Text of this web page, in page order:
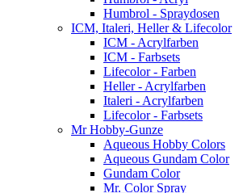
Humbrol - Spraydosen
ICM, Italeri, Heller & Lifecolor
ICM - Acrylfarben
ICM - Farbsets
Lifecolor - Farben
Heller - Acrylfarben
Italeri - Acrylfarben
Lifecolor - Farbsets
Mr Hobby-Gunze
Aqueous Hobby Colors
Aqueous Gundam Color
Gundam Color
Mr. Color Spray